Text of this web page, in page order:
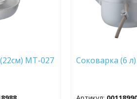
МТ-027 Соковарка (6